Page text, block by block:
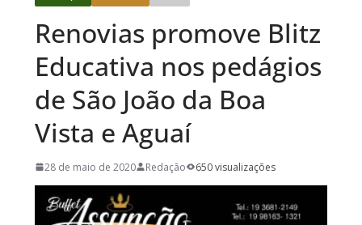
Renovias promove Blitz
Educativa nos pedágios
de São João da Boa
Vista e Aguaí
28 de maio de 2020 Redação 650 visualizações